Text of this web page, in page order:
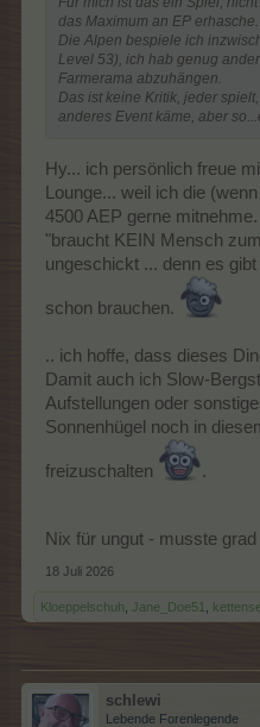
das Maximum an EP
Die Alpen bespiele ich
Level 53), ich hab genug
Farmerama abzuhängen.
Das ist keine Kritik, jeder
anderes Event käme, aber
Hy... ich persönlich freue
Lounge... weil ich die
4500 AEP gerne
"braucht KEIN Mensch
ungeschickt ... denn es
schon brauchen.
.. ich hoffe, dass dieses
Damit auch ich Slow-
Aufstellungen oder
Sonnenhügel noch in
freizuschalten .
Nix für ungut - musste
18 Juli 2026
Kloeppelschuh Jane_Doe51
schlewi
Lebende Forenlegende